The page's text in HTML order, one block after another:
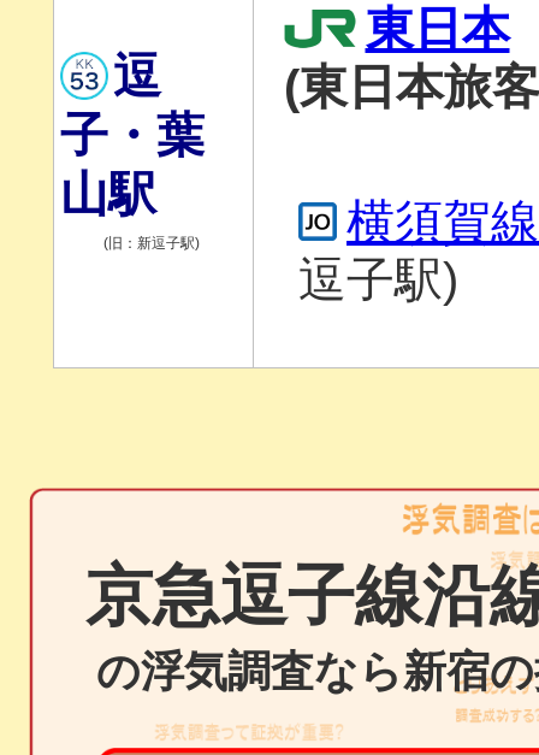
逗
子・葉
山駅
(旧：新逗子駅)
東日本
(東日本旅
横須賀線
逗子駅)
京急逗子線沿
の浮気調査なら新宿